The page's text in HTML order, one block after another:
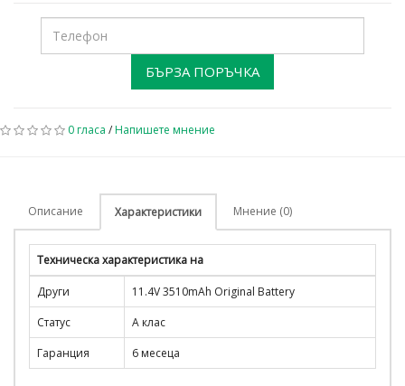
БЪРЗА ПОРЪЧКА
0 гласа /Напишете мнение
Описание Характеристики Мнение (0)
Техническа характеристика на
Други
11.4V 3510mAh Original Battery
Статус
A клас
Гаранция
6 месеца